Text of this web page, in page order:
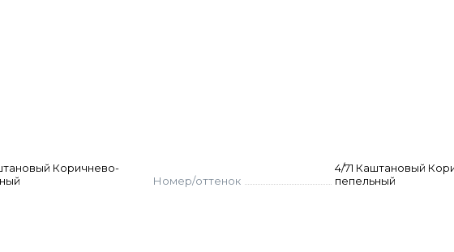
перманентного первичного и вторичного окрашивания
и окрашивания натуральных волос до 3 тонов при работе с
волос до 5 тонов при работе с суперосветляющей серией
Коричнево-
Номер/оттенок
4/71 Каштановый
пепельный